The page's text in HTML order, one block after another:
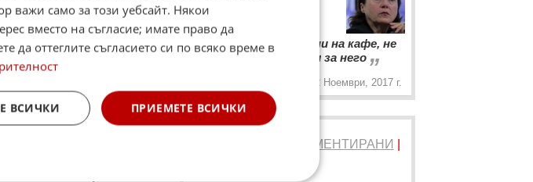
закрива дирекция
разформирова цялата
на регионалното
23
обществени
“ Ако някой те покани на кафе, не
значи, че ще се жениш за него „
2 Ноември, 2017 г.
КОМЕНТИРАНИ
важи само за този уебсайт. Някои
вместо на съгласие; имате право да
да оттеглите съгласието си по всяко време в
ПРИЕМЕТЕ ВСИЧКИ
ВСИЧКИ